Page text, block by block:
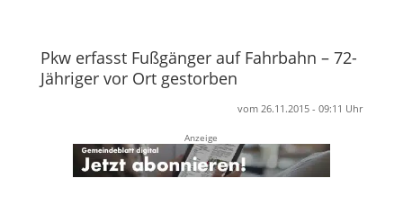
Pkw erfasst Fußgänger auf Fahrbahn – 72-
Jähriger vor Ort gestorben
vom 26.11.2015 - 09:11 Uhr
Anzeige